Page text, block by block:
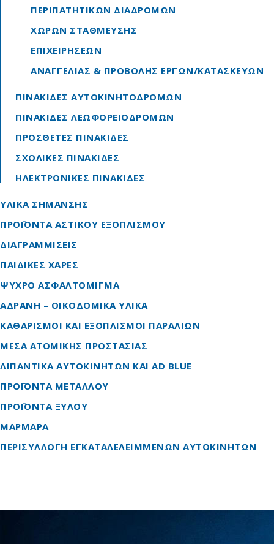
ΠΕΡΙΠΑΤΗΤΙΚΩΝ ΔΙΑΔΡΟΜΩΝ
ΧΩΡΩΝ ΣΤΑΘΜΕΥΣΗΣ
ΕΠΙΧΕΙΡΗΣΕΩΝ
ΑΝΑΓΓΕΛΙΑΣ & ΠΡΟΒΟΛΗΣ ΕΡΓΩΝ/ΚΑΤΑΣΚΕΥΩΝ
ΠΙΝΑΚΙΔΕΣ ΑΥΤΟΚΙΝΗΤΟΔΡΟΜΩΝ
ΠΙΝΑΚΙΔΕΣ ΛΕΩΦΟΡΕΙΟΔΡΟΜΩΝ
ΠΡΟΣΘΕΤΕΣ ΠΙΝΑΚΙΔΕΣ
ΣΧΟΛΙΚΕΣ ΠΙΝΑΚΙΔΕΣ
ΗΛΕΚΤΡΟΝΙΚΕΣ ΠΙΝΑΚΙΔΕΣ
ΥΛΙΚΑ ΣΗΜΑΝΣΗΣ
ΠΡΟΪΟΝΤΑ ΑΣΤΙΚΟΥ ΕΞΟΠΛΙΣΜΟΥ
ΔΙΑΓΡΑΜΜΙΣΕΙΣ
ΠΑΙΔΙΚΕΣ ΧΑΡΕΣ
ΨΥΧΡΟ ΑΣΦΑΛΤΟΜΙΓΜΑ
ΑΔΡΑΝΗ – ΟΙΚΟΔΟΜΙΚΑ ΥΛΙΚΑ
ΚΑΘΑΡΙΣΜΟΙ ΚΑΙ ΕΞΟΠΛΙΣΜΟΙ ΠΑΡΑΛΙΩΝ
ΜΕΣΑ ΑΤΟΜΙΚΗΣ ΠΡΟΣΤΑΣΙΑΣ
ΛΙΠΑΝΤΙΚΑ ΑΥΤΟΚΙΝΗΤΩΝ ΚΑΙ AD BLUE
ΠΡΟΪΟΝΤΑ ΜΕΤΑΛΛΟΥ
ΠΡΟΪΟΝΤΑ ΞΥΛΟΥ
ΜΑΡΜΑΡΑ
ΠΕΡΙΣΥΛΛΟΓΗ ΕΓΚΑΤΑΛΕΛΕΙΜΜΕΝΩΝ ΑΥΤΟΚΙΝΗΤΩΝ